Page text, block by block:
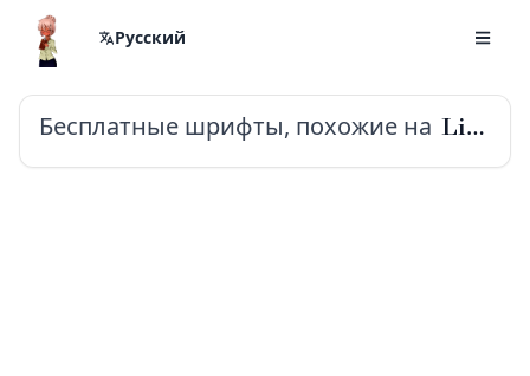
Русский
Бесплатные шрифты, похожие на Libre Bodoni